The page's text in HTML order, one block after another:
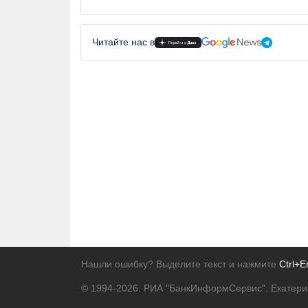
Читайте нас в
Нашли ошибку? Выделите текст и нажмите
© 1994-2026. РИА "БанкИнформСервис".